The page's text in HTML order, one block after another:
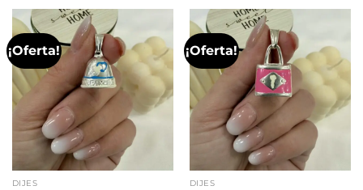
¡Oferta!
DIJES
¡Oferta!
DIJES